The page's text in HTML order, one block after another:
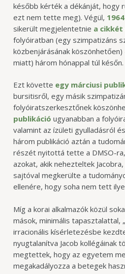
később kérték a dékánját, hogy
ezt nem tette meg). Végül,
sikerült megjelentetnie a cikkét
folyóiratban (egy szimpatizáns
közbenjárásának köszönhetően)
miatt) három hónappal túl későn.
Ezt követte egy márciusi
bursitisről, egy másik
folyóiratszerkesztőnek
publikáció ugyanabban a
valamint az ízületi gyulladásról
három publikáció aztán a
részét nyitottá tette a DMSO-
azokat, akik nehezteltek
sajtóval megkerülte a
ellenére, hogy soha nem tett
Míg a korai alkalmazók közül
mások, minimális tapasztalattal,
irracionális kísérletezésbe
nyugtalanítva Jacob kollégáinak
megtettek, hogy az egyetem
megakadályozza a betegek